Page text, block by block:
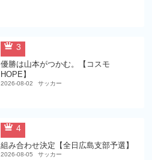
3
優勝は山本がつかむ。【コスモ
HOPE】
2026-08-02 サッカー
4
組み合わせ決定【全日広島支部予選】
2026-08-05 サッカー